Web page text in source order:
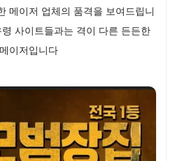
메이저 업체의 품격을 보여드립니
사이트들과는 격이 다른 든든한
이저입니다